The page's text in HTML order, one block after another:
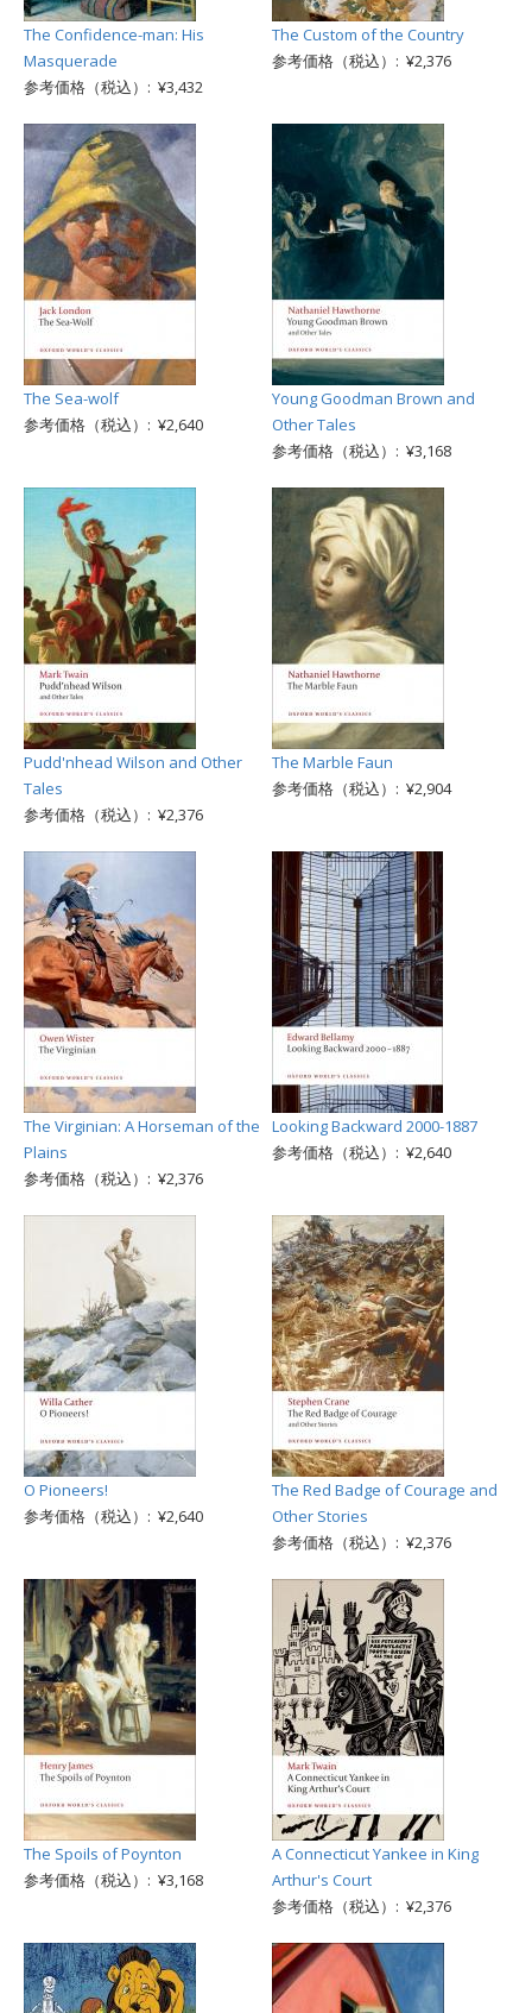
The Confidence-man: His
Masquerade
参考価格（税込）: ¥3,432
The Custom of the Country
参考価格（税込）: ¥2,376
The Sea-wolf
参考価格（税込）: ¥2,640
Young Goodman Brown and
Other Tales
参考価格（税込）: ¥3,168
Pudd'nhead Wilson and Other
Tales
参考価格（税込）: ¥2,376
The Marble Faun
参考価格（税込）: ¥2,904
The Virginian: A Horseman of the
Plains
参考価格（税込）: ¥2,376
Looking Backward 2000-1887
参考価格（税込）: ¥2,640
O Pioneers!
参考価格（税込）: ¥2,640
The Red Badge of Courage and
Other Stories
参考価格（税込）: ¥2,376
The Spoils of Poynton
参考価格（税込）: ¥3,168
A Connecticut Yankee in King
Arthur's Court
参考価格（税込）: ¥2,376